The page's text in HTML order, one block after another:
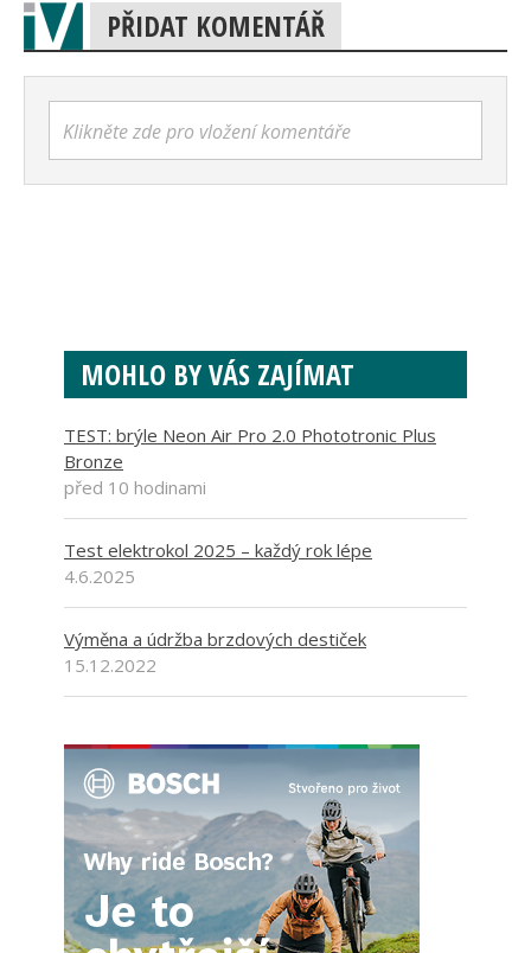
PŘIDAT KOMENTÁŘ
Klikněte zde pro vložení komentáře
MOHLO BY VÁS ZAJÍMAT
TEST: brýle Neon Air Pro 2.0 Phototronic Plus
Bronze
před 10 hodinami
Test elektrokol 2025 – každý rok lépe
4.6.2025
Výměna a údržba brzdových destiček
15.12.2022